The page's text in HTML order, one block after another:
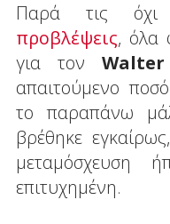
Παρά τις όχι
προβλέψεις, όλα
για τον
απαιτούμενο ποσό
το παραπάνω
βρέθηκε
μεταμόσχευση
επιτυχημένη.